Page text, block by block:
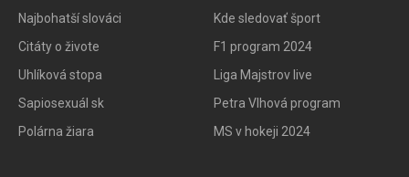
Najbohatší slováci
Citáty o živote
Uhlíková stopa
Sapiosexuál sk
Polárna žiara
Kde sledovať šport
F1 program 2024
Liga Majstrov live
Petra Vlhová program
MS v hokeji 2024